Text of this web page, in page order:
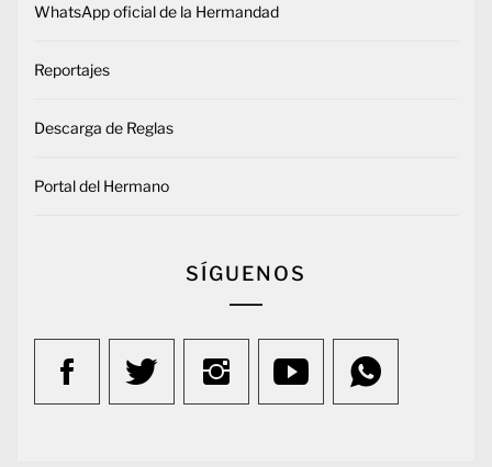
WhatsApp oficial de la Hermandad
Reportajes
Descarga de Reglas
Portal del Hermano
SÍGUENOS